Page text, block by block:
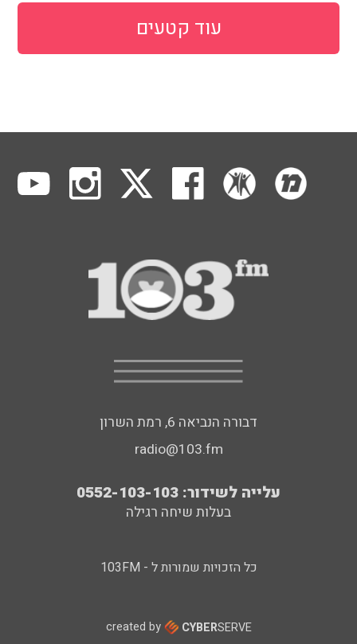
עוד קטעים
דבורה הנביאה 6, רמת השרון
radio@103.fm
עלייה לשידור: 0552-103-103
בעלות שיחה רגילה
כל הזכויות שמורות ל - 103FM
created by CYBERSERVE